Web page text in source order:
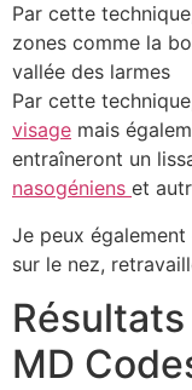
Par cette
zones comme la
vallée des larmes
Par cette
visage mais
entraîneront un
nasogéniens et
Je peux
sur le nez,
MD